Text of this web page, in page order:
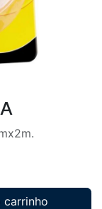
carrinho